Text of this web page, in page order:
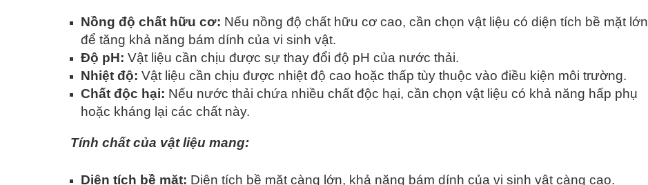
Nồng độ chất hữu cơ: Nếu nồng độ chất hữu cơ cao, cần chọn vật liệu có diện tích bề mặt lớn
để tăng khả năng bám dính của vi sinh vật.
Độ pH: Vật liệu cần chịu được sự thay đổi độ pH của nước thải.
Nhiệt độ: Vật liệu cần chịu được nhiệt độ cao hoặc thấp tùy thuộc vào điều kiện môi trường.
Chất độc hại: Nếu nước thải chứa nhiều chất độc hại, cần chọn vật liệu có khả năng hấp phụ
hoặc kháng lại các chất này.
Tính chất của vật liệu mang:
Diện tích bề mặt: Diện tích bề mặt càng lớn, khả năng bám dính của vi sinh vật càng cao.